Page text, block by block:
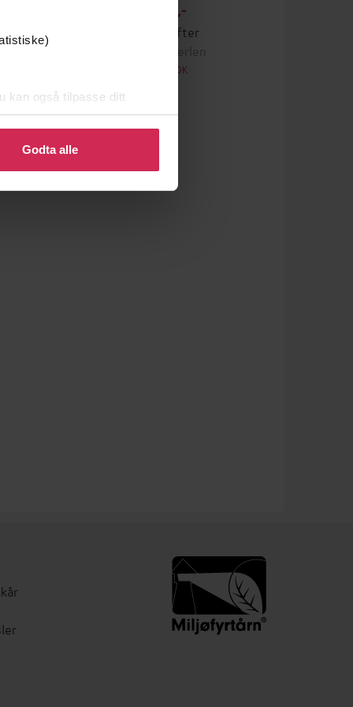
kan også tilpasse ditt
eller endre ditt samtykke.
Godta alle
296,-
Ever After
Kate Eberlen
LYDBOK